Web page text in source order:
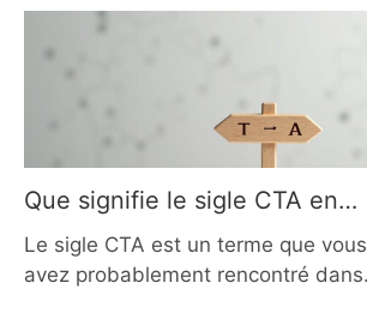
Que signifie le sigle CTA en
2026 et comment l’optimiser ?
Le sigle CTA est un terme que vous
avez probablement rencontré dans